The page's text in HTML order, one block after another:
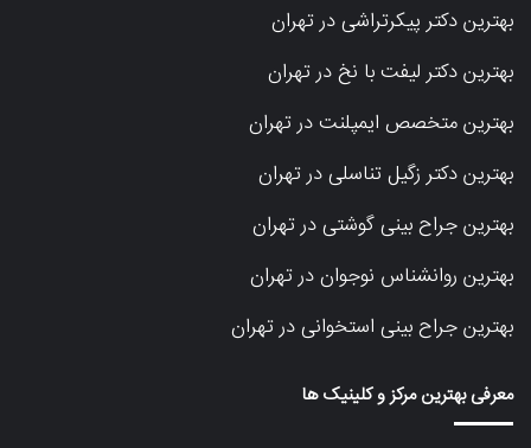
بهترین دکتر پیکرتراشی در تهران
بهترین دکتر لیفت با نخ در تهران
بهترین متخصص ایمپلنت در تهران
بهترین دکتر زگیل تناسلی در تهران
بهترین جراح بینی گوشتی در تهران
بهترین روانشناس نوجوان در تهران
بهترین جراح بینی استخوانی در تهران
معرفی بهترین مرکز و کلینیک ها